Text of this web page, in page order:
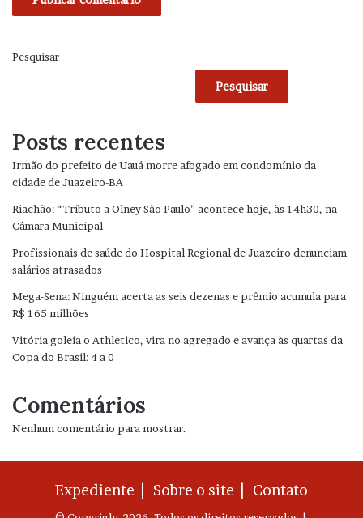
Pesquisar
Pesquisar
Posts recentes
Irmão do prefeito de Uauá morre afogado em condomínio da
cidade de Juazeiro-BA
Riachão: “Tributo a Olney São Paulo” acontece hoje, às 14h30, na
Câmara Municipal
Profissionais de saúde do Hospital Regional de Juazeiro denunciam
salários atrasados
Mega-Sena: Ninguém acerta as seis dezenas e prêmio acumula para
R$ 165 milhões
Vitória goleia o Athletico, vira no agregado e avança às quartas da
Copa do Brasil: 4 a 0
Comentários
Nenhum comentário para mostrar.
Expediente | Sobre o site | Contato